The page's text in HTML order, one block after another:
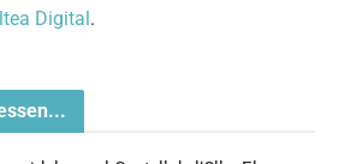
Digital.